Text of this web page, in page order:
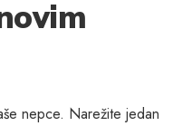
nepce. Narežite jedan